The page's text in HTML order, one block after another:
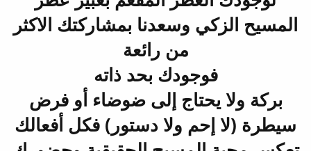
المسيح الزكي وسعدنا بمشاركتك الاكثر
من رائعة
فوجودك بحد ذاته
بركة ولا يحتاج إلى ضوضاء أو فرض
سيطرة (لا إحم ولا دستور) فكل أفعالك